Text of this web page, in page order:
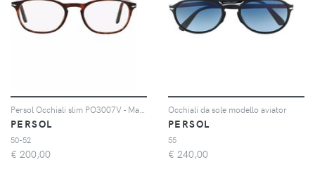
PERSOL
50-52
€ 200,00
Occhiali da sole modello aviator
PERSOL
55
€ 240,00